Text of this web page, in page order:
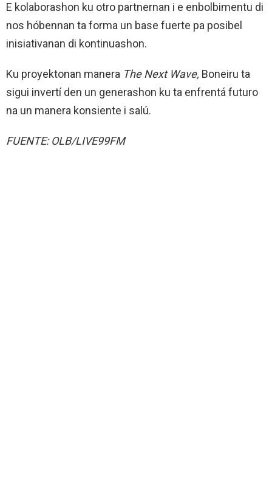
E kolaborashon ku otro partnernan i e enbolbimentu di
nos hóbennan ta forma un base fuerte pa posibel
inisiativanan di kontinuashon.
Ku proyektonan manera The Next Wave, Boneiru ta
sigui invertí den un generashon ku ta enfrentá futuro
na un manera konsiente i salú.
FUENTE: OLB/LIVE99FM